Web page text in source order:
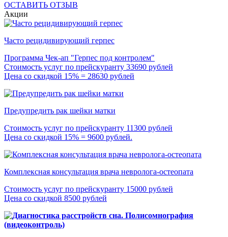
ОСТАВИТЬ ОТЗЫВ
Акции
Часто рецидивирующий герпес
Программа Чек-ап "Герпес под контролем"
Стоимость услуг по прейскуранту 33690 рублей
Цена со скидкой 15% = 28630 рублей
Предупредить рак шейки матки
Стоимость услуг по прейскуранту 11300 рублей
Цена со скидкой 15% = 9600 рублей.
Комплексная консультация врача невролога-остеопата
Стоимость услуг по прейскуранту 15000 рублей
Цена со скидкой 8500 рублей